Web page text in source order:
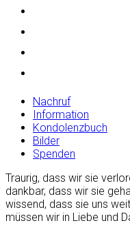
Nachruf
Information
Kondolenzbuch
Bilder
Spenden
Traurig, dass wir sie
dankbar, dass wir sie
wissend, dass sie uns
müssen wir in Liebe und